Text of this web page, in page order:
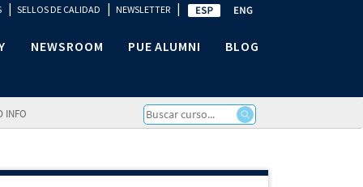
| SELLOS DE CALIDAD | NEWSLETTER |
NEWSROOM PUE ALUMNI BLOG
INFO